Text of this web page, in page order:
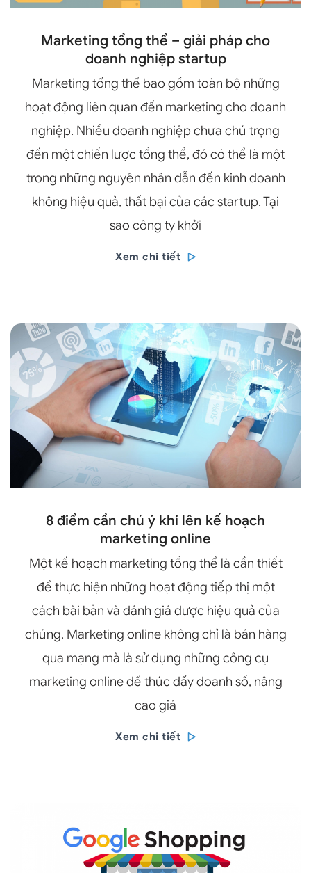
Marketing tổng thể – giải pháp cho
doanh nghiệp startup
Marketing tổng thể bao gồm toàn bộ những
hoạt động liên quan đến marketing cho doanh
nghiệp. Nhiều doanh nghiệp chưa chú trọng
đến một chiến lược tổng thể, đó có thể là một
trong những nguyên nhân dẫn đến kinh doanh
không hiệu quả, thất bại của các startup. Tại
sao công ty khởi
Xem chi tiết
8 điểm cần chú ý khi lên kế hoạch
marketing online
Một kế hoạch marketing tổng thể là cần thiết
để thực hiện những hoạt động tiếp thị một
cách bài bản và đánh giá được hiệu quả của
chúng. Marketing online không chỉ là bán hàng
qua mạng mà là sử dụng những công cụ
marketing online để thúc đẩy doanh số, nâng
cao giá
Xem chi tiết